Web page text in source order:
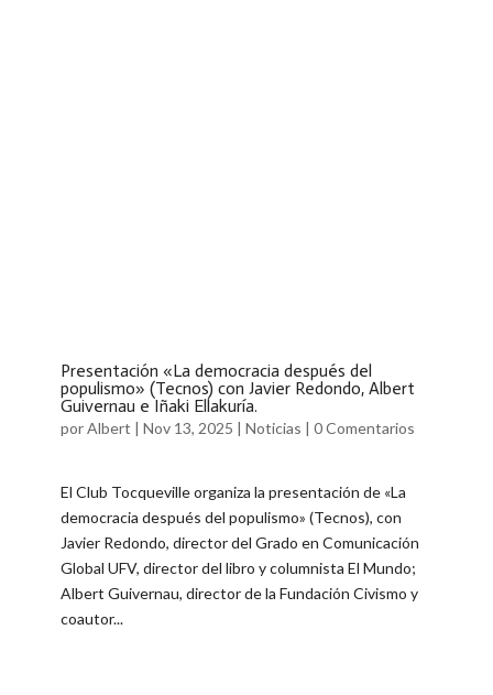
Presentación «La democracia después del
populismo» (Tecnos) con Javier Redondo, Albert
Guivernau e Iñaki Ellakuría.
porAlbert | Nov 13, 2025 | Noticias | 0 Comentarios
El Club Tocqueville organiza la presentación de «La
democracia después del populismo» (Tecnos), con
Javier Redondo, director del Grado en Comunicación
Global UFV, director del libro y columnista El Mundo;
Albert Guivernau, director de la Fundación Civismo y
coautor...